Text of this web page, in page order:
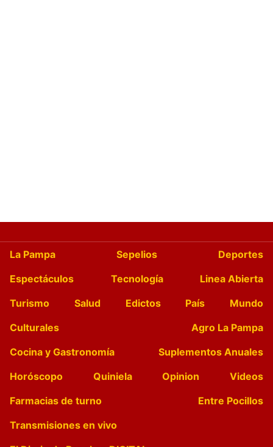
La Pampa Sepelios
Deportes
Espectáculos
Tecnología
Linea Abierta
Turismo
Salud Edictos País
Mundo
Culturales
Agro La Pampa
Cocina y Gastronomía
Suplementos Anuales
Horóscopo
Quiniela Opinion
Videos
Farmacias de turno
Entre Pocillos
Transmisiones en vivo